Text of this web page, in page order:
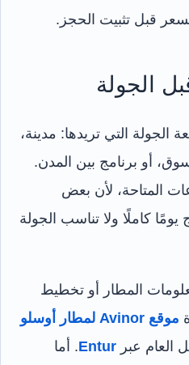
قبل تثبيت الحجز.
الجولة
التي تريدها: مدينة،
أو برنامج بين المدن.
المتاحة، لأن بعض
كاملًا ولا تناسب الجولة
المطار أو تخطيط
موقع Avinor لمطار أوسلو
العام عبر Entur. أما